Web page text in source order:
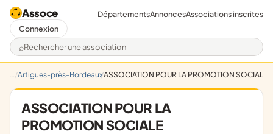
Assoce
Rechercher une association
DépartementsAnnoncesAssociations inscrites
Connexion
Artigues-près-BordeauxASSOCIATION POUR LA PROMOTION SOCIALE
ASSOCIATION POUR LA
PROMOTION SOCIALE